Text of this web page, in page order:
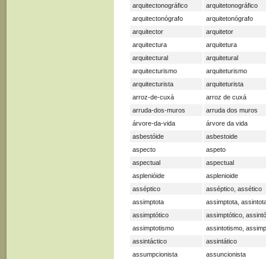
arquitectonográfico
arquitetonográfico
arquitectonógrafo
arquitetonógrafo
arquitector
arquitetor
arquitectura
arquitetura
arquitectural
arquitetural
arquitecturismo
arquiteturismo
arquitecturista
arquiteturista
arroz-de-cuxá
arroz de cuxá
arruda-dos-muros
arruda dos muros
árvore-da-vida
árvore da vida
asbestóide
asbestoide
aspecto
aspeto
aspectual
aspectual
asplenióide
asplenioide
asséptico
asséptico, assético
assimptota
assimptota,
assimptótico
assimptótico,
assimptotismo
assintotismo,
assintáctico
assintático
assumpcionista
assuncionista